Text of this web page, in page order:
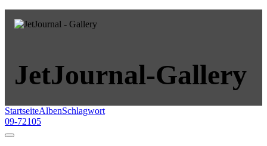
JetJournal-Gallery
StartseiteAlbenSchlagwort
09-72105